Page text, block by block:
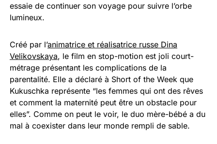
essaie de continuer son voyage pour suivre l’orbe
lumineux.
Créé par l’animatrice et réalisatrice russe Dina
Velikovskaya, le film en stop-motion est joli court-
métrage présentant les complications de la
parentalité. Elle a déclaré à Short of the Week que
Kukuschka représente “les femmes qui ont des rêves
et comment la maternité peut être un obstacle pour
elles”. Comme on peut le voir, le duo mère-bébé a du
mal à coexister dans leur monde rempli de sable.